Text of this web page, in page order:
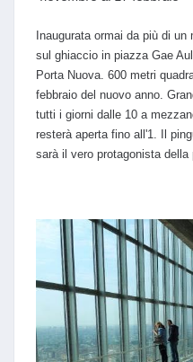
Inaugurata ormai da più di
sul ghiaccio in piazza Gae
Porta Nuova. 600 metri
febbraio del nuovo anno.
tutti i giorni dalle 10 a
resterà aperta fino all'1. Il
sarà il vero protagonista della